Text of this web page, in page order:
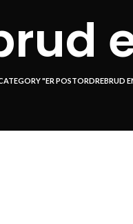
"ER POSTORDREBRUD